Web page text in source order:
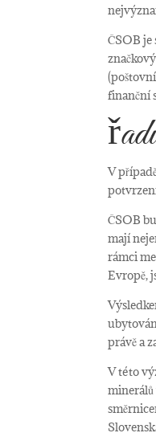
ČSOB
finanční
V
ČSOB
mají
rámci
Evropě,
právě a
V této